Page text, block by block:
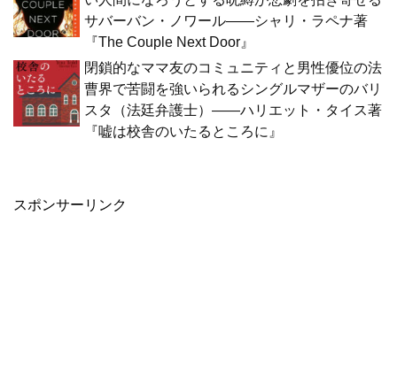
サバーバン・ノワール――シャリ・ラペナ著
『The Couple Next Door』
閉鎖的なママ友のコミュニティと男性優位の法
曹界で苦闘を強いられるシングルマザーのバリ
スタ（法廷弁護士）――ハリエット・タイス著
『嘘は校舎のいたるところに』
スポンサーリンク